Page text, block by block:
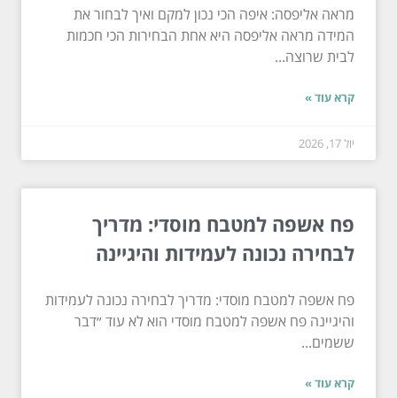
מראה אליפסה: איפה הכי נכון למקם ואיך לבחור את
המידה מראה אליפסה היא אחת הבחירות הכי חכמות
לבית שרוצה...
קרא עוד »
יול 17, 2026
פח אשפה למטבח מוסדי: מדריך
לבחירה נכונה לעמידות והיגיינה
פח אשפה למטבח מוסדי: מדריך לבחירה נכונה לעמידות
והיגיינה פח אשפה למטבח מוסדי הוא לא עוד ״דבר
ששמים...
קרא עוד »